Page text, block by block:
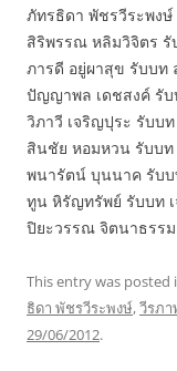
ภัทรธิดา พัชรวีระพงษ์
สิริพรรณ หลิมวิจิตร รั
ภารดี อยู่ผาสุข รับบท
ปัญญาพล เดชสงค์ รับ
วิภาวี เจริญปุระ รับบ
สินชัย หอมหวน รับบ
พนารัตน์ บุนนาค รับ
ทูน หิรัญทรัพย์ รับบท เ
ปิยะวรรณ จิตนาธรร
This entry was posted
ธิดา พัชรวีระพงษ์,วีรภ
29/06/2012.